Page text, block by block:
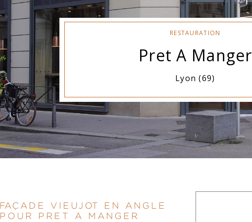
RESTAURATION
Pret A Manger
Lyon (69)
FAÇADE VIEUJOT EN ANGLE
POUR PRET A MANGER